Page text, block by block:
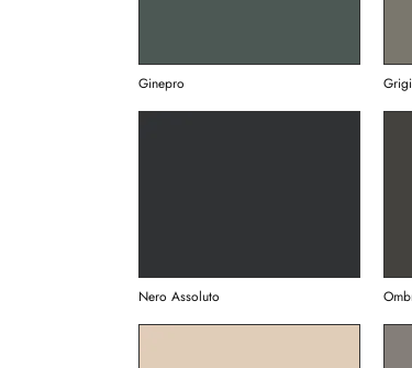
Ginepro
Nero Assoluto